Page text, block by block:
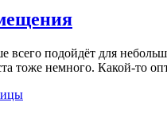
всего подойдёт для
тоже немного. Какой-то